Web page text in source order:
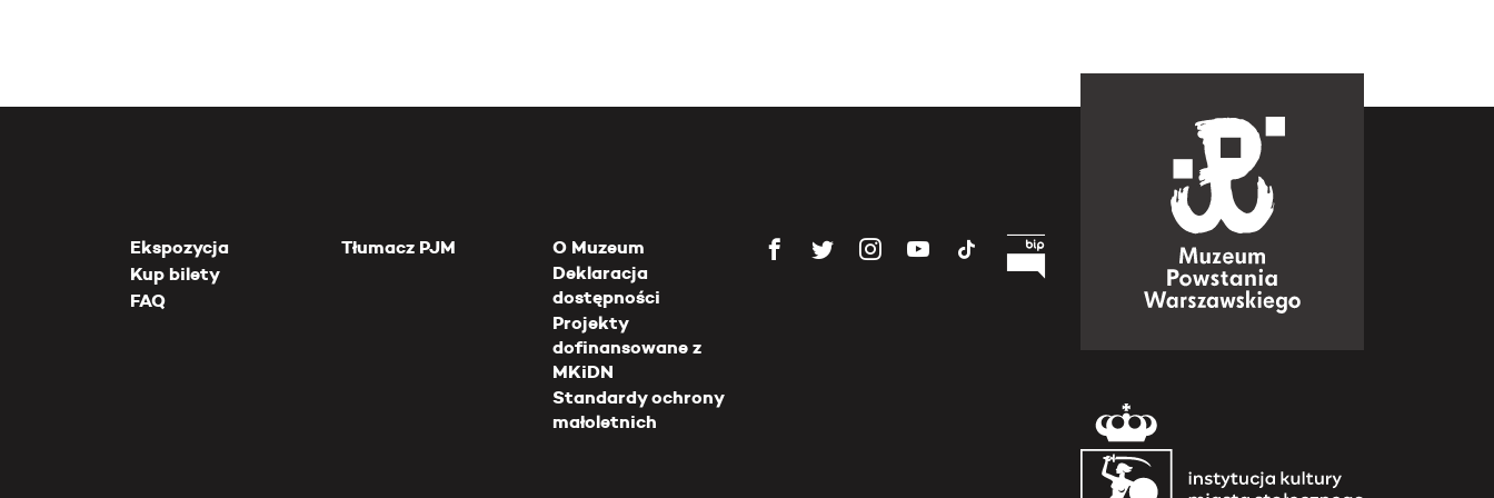
Ekspozycja
Kup bilety
FAQ
Tłumacz PJM
O Muzeum
Deklaracja
dostępności
Projekty
dofinansowane z
MKiDN
Standardy ochrony
małoletnich